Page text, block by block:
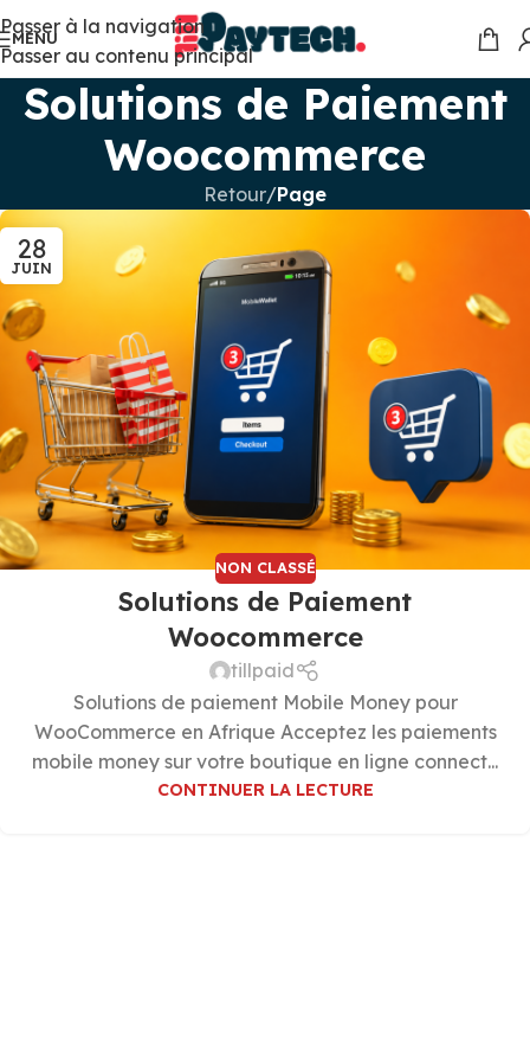
Passer à la navigation
Passer au contenu principal
MENU
Solutions de Paiement
Woocommerce
Retour/Page
28
JUIN
NON CLASSÉ
Solutions de Paiement
Woocommerce
tillpaid
Solutions de paiement Mobile Money pour
WooCommerce en Afrique Acceptez les paiements
mobile money sur votre boutique en ligne connect...
CONTINUER LA LECTURE